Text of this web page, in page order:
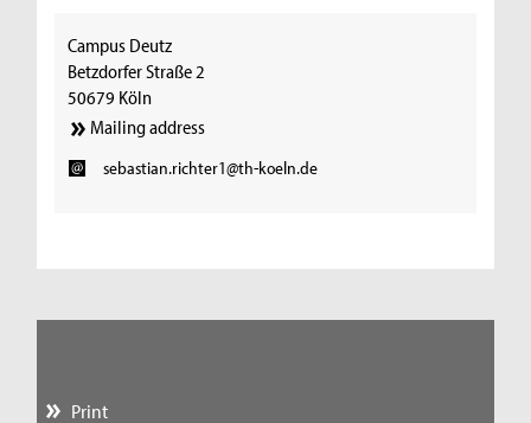
Campus Deutz
Betzdorfer Straße 2
50679 Köln
Mailing address
sebastian.richter1@th-koeln.de
Print